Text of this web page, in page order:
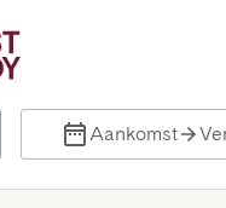
Aankomst